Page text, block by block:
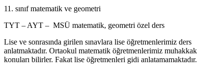
11. sınıf matematik ve geometri
TYT – AYT – MSÜ matematik, geometri özel ders
Lise ve sonrasında girilen sınavlara lise öğretmenlerimiz ders
anlatmaktadır. Ortaokul matematik öğretmenlerimiz muhakkak
konuları bilirler. Fakat lise öğretmenleri gidi anlatamamaktadır.